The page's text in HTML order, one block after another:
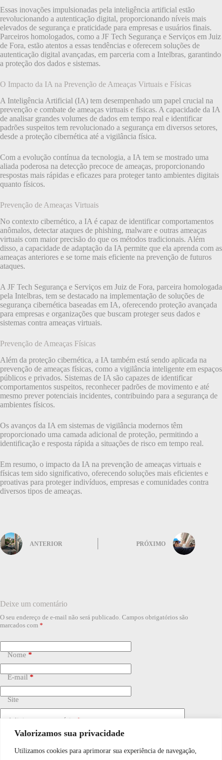
Valorizamos sua privacidade
Utilizamos cookies para aprimorar sua experiência de navegação,
Essas inovações impulsionadas pela inteligência artificial estão
revolucionando a autenticação digital, proporcionando níveis mais
elevados de segurança e praticidade para empresas e usuários finais.
Parceiros homologados, como a JF Tech Segurança e Serviços em Juiz
de Fora, estão atentos a essas tendências e oferecem soluções de
autenticação digital avançadas, em parceria com a Intelbras, garantindo
a proteção dos dados e sistemas.
O Impacto da IA na Prevenção de Ameaças Virtuais e Físicas
A Inteligência Artificial (IA) tem desempenhado um papel crucial na
prevenção e combate de ameaças virtuais e físicas. A capacidade da IA
de analisar grandes volumes de dados em tempo real e identificar
padrões suspeitos tem revolucionado a segurança em diversos setores,
desde a proteção cibernética até a vigilância física.
Com a evolução contínua da tecnologia, a IA tem se mostrado uma
aliada poderosa na detecção precoce de ameaças, proporcionando
respostas mais rápidas e eficazes para proteger tanto ambientes digitais
quanto físicos.
Prevenção de Ameaças Virtuais
No contexto cibernético, a IA é capaz de identificar comportamentos
anômalos, detectar ataques de phishing, malware e outras ameaças
virtuais com maior precisão do que os métodos tradicionais. Além
disso, a capacidade de adaptação da IA permite que ela aprenda com as
ameaças anteriores e se torne mais eficiente na prevenção de futuros
ataques.
A JF Tech Segurança e Serviços em Juiz de Fora, parceira homologada
pela Intelbras, tem se destacado na implementação de soluções de
segurança cibernética baseadas em IA, oferecendo proteção avançada
para empresas e organizações que buscam proteger seus dados e
sistemas contra ameaças virtuais.
Prevenção de Ameaças Físicas
Além da proteção cibernética, a IA também está sendo aplicada na
prevenção de ameaças físicas, como a vigilância inteligente em espaços
públicos e privados. Sistemas de IA são capazes de identificar
comportamentos suspeitos, reconhecer padrões de movimento e até
mesmo prever potenciais incidentes, contribuindo para a segurança de
ambientes físicos.
Os avanços da IA em sistemas de vigilância modernos têm
proporcionado uma camada adicional de proteção, permitindo a
identificação e resposta rápida a situações de risco em tempo real.
Em resumo, o impacto da IA na prevenção de ameaças virtuais e
físicas tem sido significativo, oferecendo soluções mais eficientes e
proativas para proteger indivíduos, empresas e comunidades contra
diversos tipos de ameaças.
ANTERIOR PRÓXIMO
Deixe um comentário
O seu endereço de e-mail não será publicado. Campos obrigatórios são
marcados com *
Nome *
E-mail *
Site
Adicionar comentário *